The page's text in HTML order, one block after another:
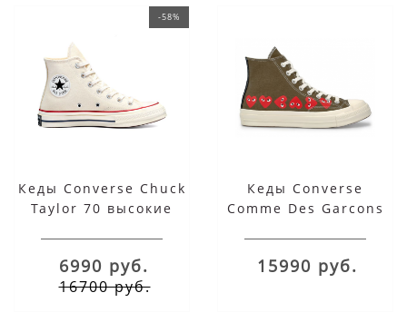
-58%
Кеды Converse Chuck
Taylor 70 высокие
6990 руб.
16700 руб.
Кеды Converse
Comme Des Garcons
15990 руб.